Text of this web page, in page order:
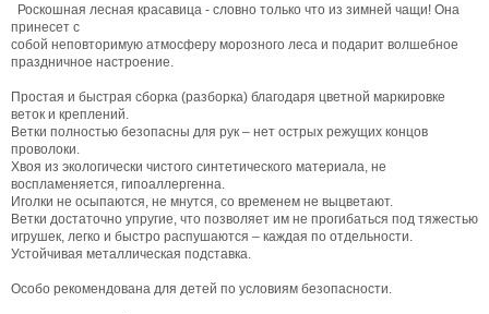
Роскошная лесная красавица - словно только что из зимней чащи! Она
принесет с
собой неповторимую атмосферу морозного леса и подарит волшебное
праздничное настроение.
Простая и быстрая сборка (разборка) благодаря цветной маркировке
веток и креплений.
Ветки полностью безопасны для рук – нет острых режущих концов
проволоки.
Хвоя из экологически чистого синтетического материала, не
воспламеняется, гипоаллергенна.
Иголки не осыпаются, не мнутся, со временем не выцветают.
Ветки достаточно упругие, что позволяет им не прогибаться под тяжестью
игрушек, легко и быстро распушаются – каждая по отдельности.
Устойчивая металлическая подставка.
Особо рекомендована для детей по условиям безопасности.